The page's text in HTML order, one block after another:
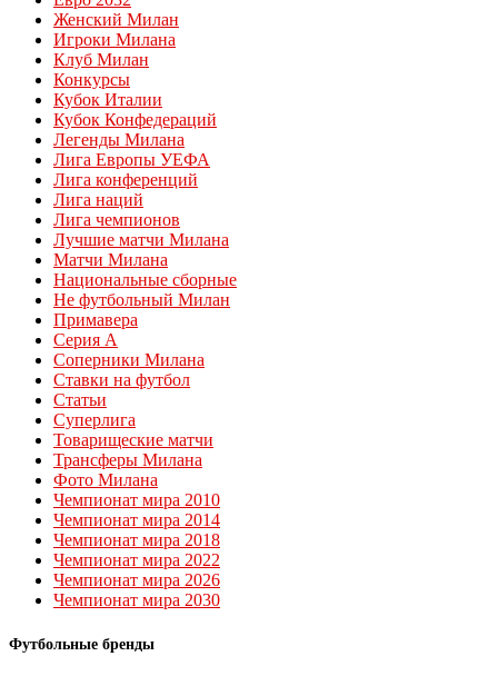
Женский Милан
Игроки Милана
Клуб Милан
Конкурсы
Кубок Италии
Кубок Конфедераций
Легенды Милана
Лига Европы УЕФА
Лига конференций
Лига наций
Лига чемпионов
Лучшие матчи Милана
Матчи Милана
Национальные сборные
Не футбольный Милан
Примавера
Серия А
Соперники Милана
Ставки на футбол
Статьи
Суперлига
Товарищеские матчи
Трансферы Милана
Фото Милана
Чемпионат мира 2010
Чемпионат мира 2014
Чемпионат мира 2018
Чемпионат мира 2022
Чемпионат мира 2026
Чемпионат мира 2030
Футбольные бренды